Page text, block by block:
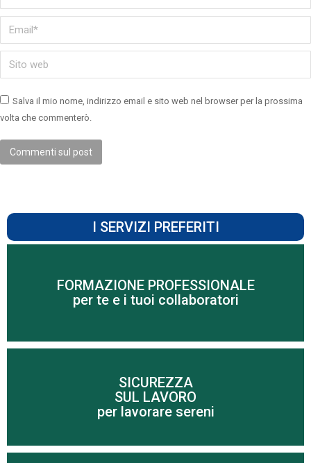
Email *
Sito web
Salva il mio nome, indirizzo email e sito web nel browser per la prossima
volta che commenterò.
Commenti sul post
I SERVIZI PREFERITI
FORMAZIONE PROFESSIONALE
per te e i tuoi collaboratori
Scopri di più
SICUREZZA
SUL LAVORO
per lavorare sereni
Scopri di più